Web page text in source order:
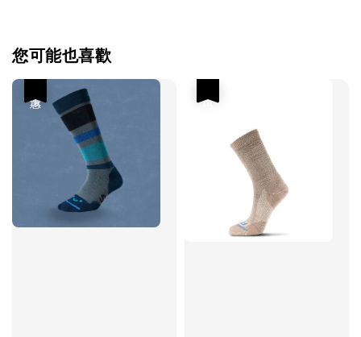
您可能也喜歡